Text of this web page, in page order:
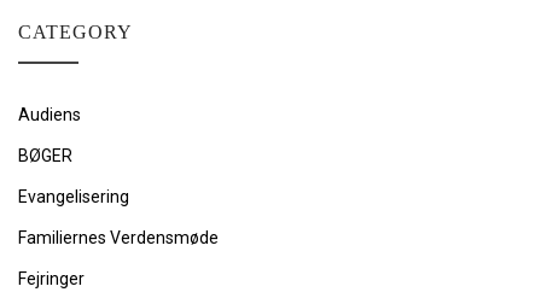
CATEGORY
Audiens
BØGER
Evangelisering
Familiernes Verdensmøde
Fejringer